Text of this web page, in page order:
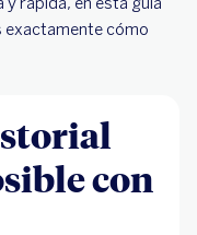
exactamente cómo
con